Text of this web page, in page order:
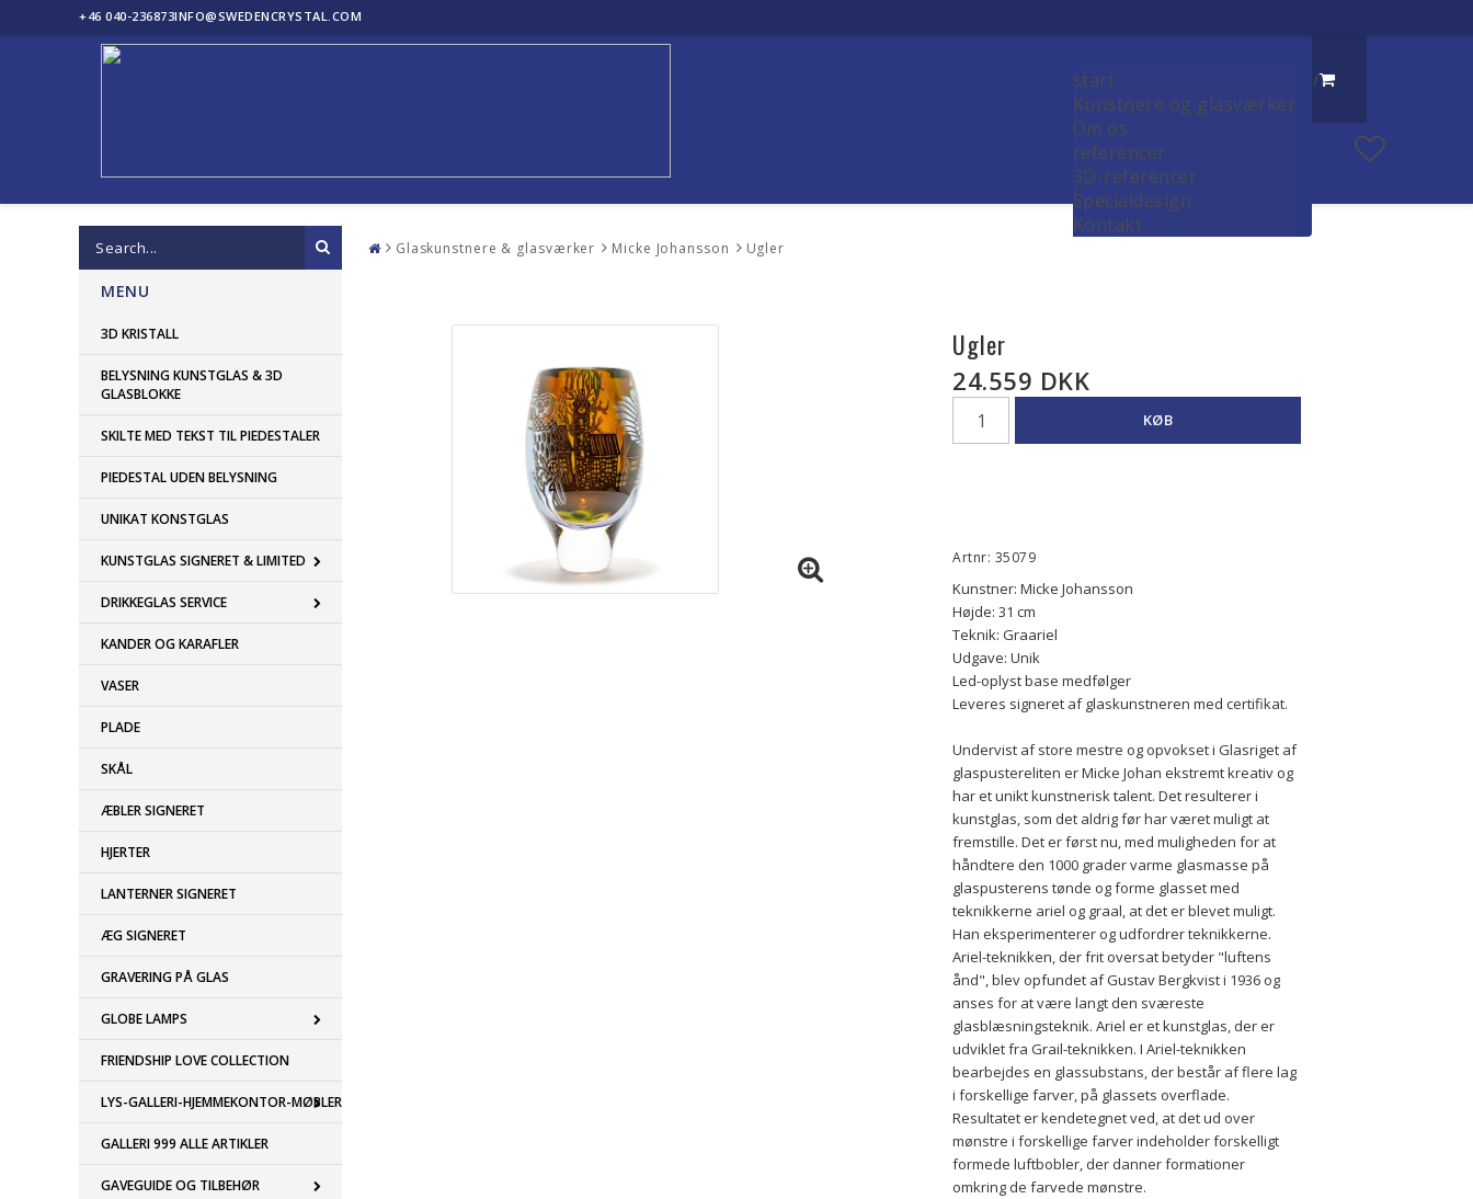
+46 040-236873INFO@SWEDENCRYSTAL.COM
/
start
Kunstnere og glasværker
Om os
referencer
3D-referencer
Specialdesign
Kontakt
MENU
3D KRISTALL
BELYSNING KUNSTGLAS & 3D
GLASBLOKKE
SKILTE MED TEKST TIL PIEDESTALER
PIEDESTAL UDEN BELYSNING
UNIKAT KONSTGLAS
KUNSTGLAS SIGNERET & LIMITED
DRIKKEGLAS SERVICE
KANDER OG KARAFLER
VASER
PLADE
SKÅL
ÆBLER SIGNERET
HJERTER
LANTERNER SIGNERET
ÆG SIGNERET
GRAVERING PÅ GLAS
GLOBE LAMPS
FRIENDSHIP LOVE COLLECTION
LYS-GALLERI-HJEMMEKONTOR-MØBLER
GALLERI 999 ALLE ARTIKLER
GAVEGUIDE OG TILBEHØR
Glaskunstnere & glasværker Micke Johansson Ugler
Ugler
24.559 DKK
KØB
Artnr: 35079
Kunstner: Micke Johansson
Højde: 31 cm
Teknik: Graariel
Udgave: Unik
Led-oplyst base medfølger
Leveres signeret af glaskunstneren med certifikat.
Undervist af store mestre og opvokset i Glasriget af
glaspustereliten er Micke Johan ekstremt kreativ og
har et unikt kunstnerisk talent. Det resulterer i
kunstglas, som det aldrig før har været muligt at
fremstille. Det er først nu, med muligheden for at
håndtere den 1000 grader varme glasmasse på
glaspusterens tønde og forme glasset med
teknikkerne ariel og graal, at det er blevet muligt.
Han eksperimenterer og udfordrer teknikkerne.
Ariel-teknikken, der frit oversat betyder "luftens
ånd", blev opfundet af Gustav Bergkvist i 1936 og
anses for at være langt den sværeste
glasblæsningsteknik. Ariel er et kunstglas, der er
udviklet fra Grail-teknikken. I Ariel-teknikken
bearbejdes en glassubstans, der består af flere lag
i forskellige farver, på glassets overflade.
Resultatet er kendetegnet ved, at det ud over
mønstre i forskellige farver indeholder forskelligt
formede luftbobler, der danner formationer
omkring de farvede mønstre.